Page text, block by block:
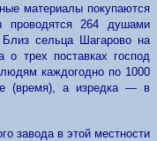
материалы покупаются
264 душами
Близ сельца Шагарово на
трех поставках господ
каждогодно по 1000
(время), а изредка — в
завода в этой местности